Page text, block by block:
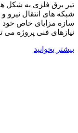
تیر برق فلزی به شکل
شبکه های انتقال نیرو
سازه مزایای خاص خود
نیازهای فنی پروژه می
بیشتر بخوانید